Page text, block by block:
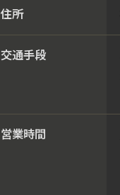
住所
交通手段
営業時間